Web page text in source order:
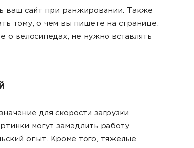
ваш сайт при ранжировании. Также
тому, о чем вы пишете на странице.
о велосипедах, не нужно вставлять
для скорости загрузки
могут замедлить работу
опыт. Кроме того, тяжелые